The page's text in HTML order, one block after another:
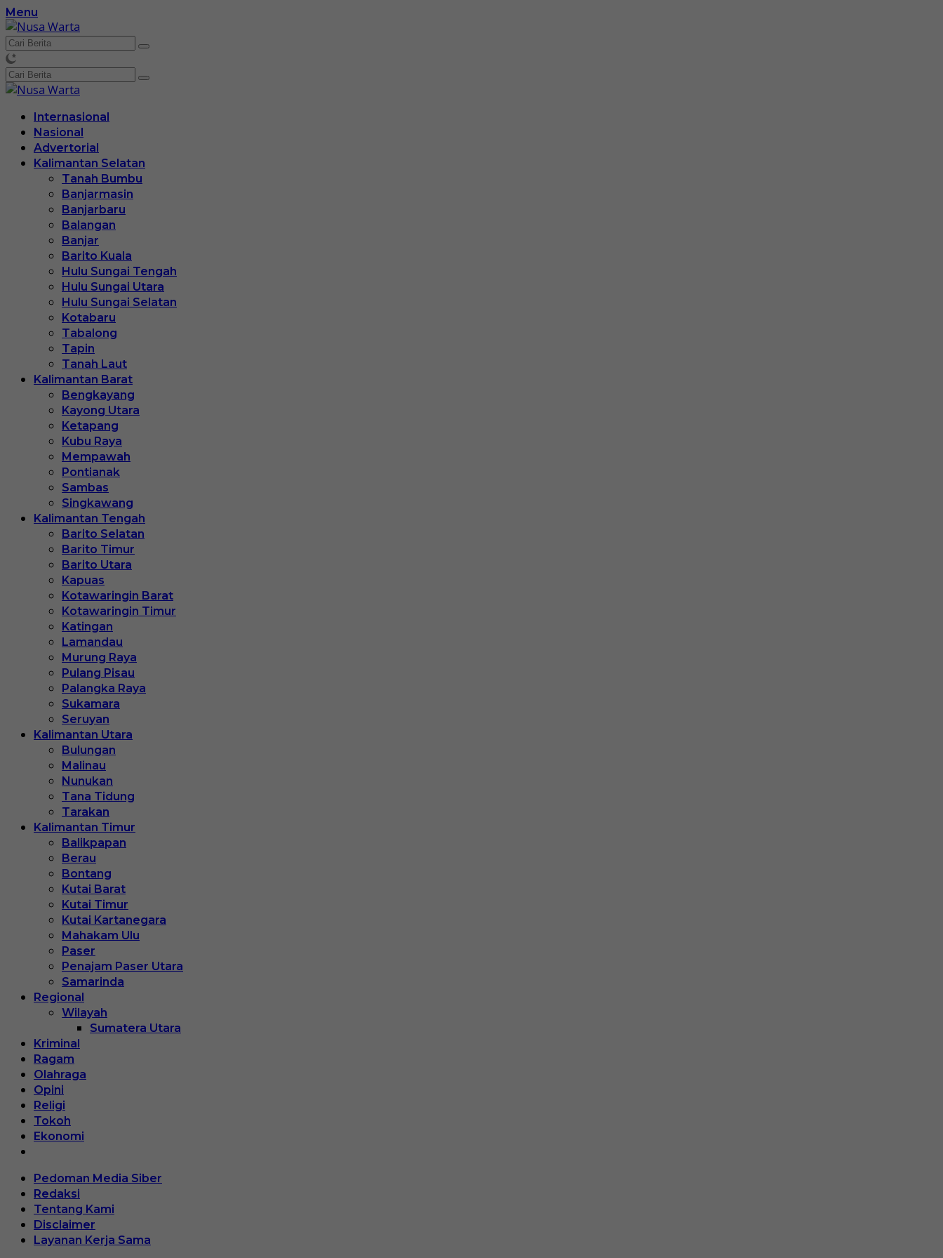
Langsung
ke
konten
Menu
Internasional
Nasional
Advertorial
Kalimantan Selatan
Tanah Bumbu
Banjarmasin
Banjarbaru
Balangan
Banjar
Barito Kuala
Hulu Sungai Tengah
Hulu Sungai Utara
Hulu Sungai Selatan
Kotabaru
Tabalong
Tapin
Tanah Laut
Kalimantan Barat
Bengkayang
Kayong Utara
Ketapang
Kubu Raya
Mempawah
Pontianak
Sambas
Singkawang
Kalimantan Tengah
Barito Selatan
Barito Timur
Barito Utara
Kapuas
Kotawaringin Barat
Kotawaringin Timur
Katingan
Lamandau
Murung Raya
Pulang Pisau
Palangka Raya
Sukamara
Seruyan
Kalimantan Utara
Bulungan
Malinau
Nunukan
Tana Tidung
Tarakan
Kalimantan Timur
Balikpapan
Berau
Bontang
Kutai Barat
Kutai Timur
Kutai Kartanegara
Mahakam Ulu
Paser
Penajam Paser Utara
Samarinda
Regional
Wilayah
Sumatera Utara
Kriminal
Ragam
Olahraga
Opini
Religi
Tokoh
Ekonomi
Pedoman Media Siber
Redaksi
Tentang Kami
Disclaimer
Layanan Kerja Sama